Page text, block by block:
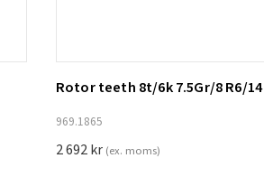
Lägg till i varukorg
Rotor teeth 8t/6k 7.5Gr/8 R6/14
969.1865
2 692kr (ex. moms)